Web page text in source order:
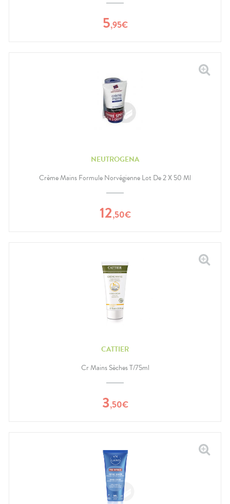
5,95€
NEUTROGENA
Crème Mains Formule Norvégienne Lot De 2 X 50 Ml
12,50€
CATTIER
Cr Mains Sèches T/75ml
3,50€